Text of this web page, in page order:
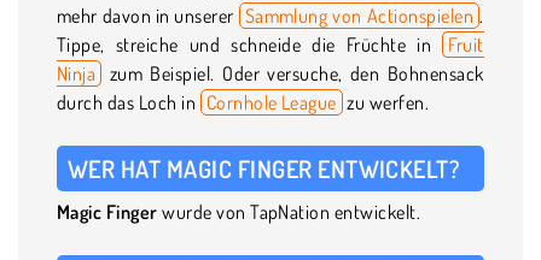
mehr davon in unserer Sammlung von Actionspielen .
Tippe, streiche und schneide die Früchte in Fruit
Ninja
zum Beispiel. Oder versuche, den Bohnensack
durch das Loch in Cornhole League zu werfen.
WER HAT MAGIC FINGER ENTWICKELT?
Magic Finger wurde von TapNation entwickelt.